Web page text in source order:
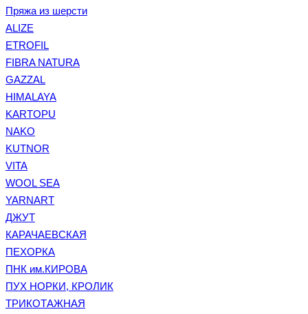
Пряжа из шерсти
ALIZE
ETROFIL
FIBRA NATURA
GAZZAL
HIMALAYA
KARTOPU
NAKO
KUTNOR
VITA
WOOL SEA
YARNART
ДЖУТ
КАРАЧАЕВСКАЯ
ПЕХОРКА
ПНК им.КИРОВА
ПУХ НОРКИ, КРОЛИК
ТРИКОТАЖНАЯ